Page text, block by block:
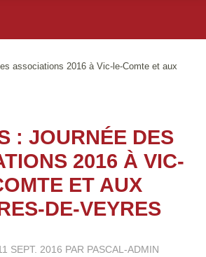
associations 2016 à Vic-le-Comte et aux
: JOURNÉE DES
2016 À VIC-
ET AUX
DE-VEYRES
SEPT. 2016 PAR PASCAL-ADMIN